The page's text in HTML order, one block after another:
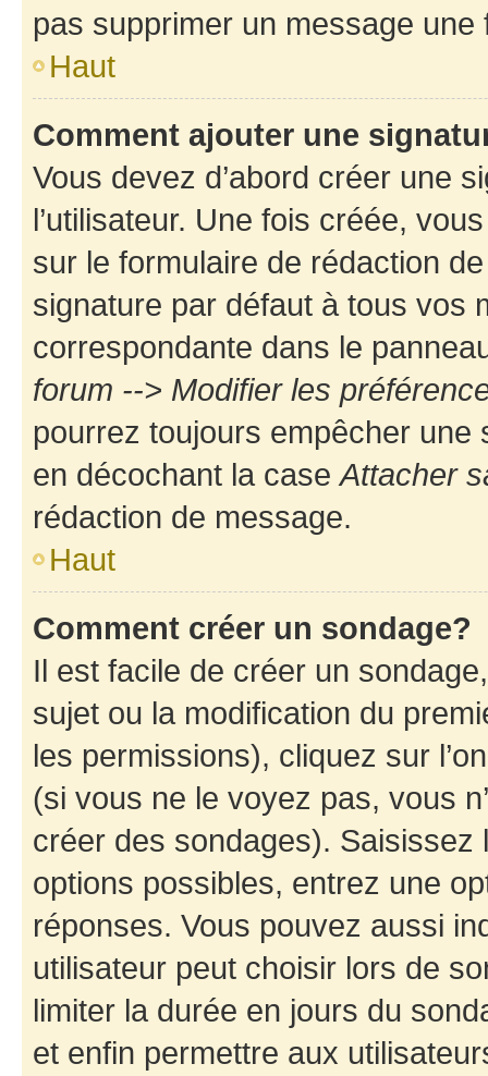
pas supprimer un message une
Haut
Comment ajouter une
Vous devez d’abord créer une
l’utilisateur. Une fois créée,
sur le formulaire de rédaction
signature par défaut à tous vos
correspondante dans le
forum --> Modifier les
pourrez toujours empêcher une
en décochant la caseAttacher
rédaction de message.
Haut
Comment créer un sondage?
Il est facile de créer un
sujet ou la modification du
les permissions), cliquez sur
(si vous ne le voyez pas, vous
créer des sondages).
options possibles, entrez une
réponses. Vous pouvez aussi
utilisateur peut choisir lors de
limiter la durée en jours du
et enfin permettre aux